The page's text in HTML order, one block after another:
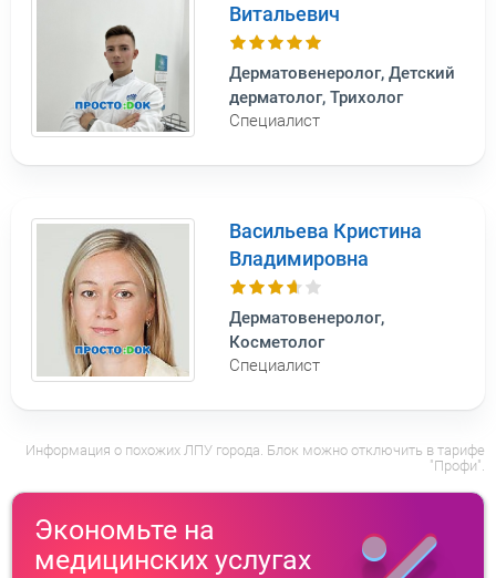
Витальевич
Дерматовенеролог, Детский
дерматолог, Трихолог
Специалист
Васильева Кристина
Владимировна
Дерматовенеролог,
Косметолог
Специалист
Информация о похожих ЛПУ города. Блок можно отключить в тарифе
"Профи".
Экономьте на
медицинских услугах